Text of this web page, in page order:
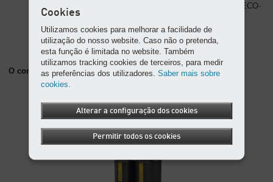
com o purgador de condensados regulado eletronicamente ECO-
DRAIN 31 F Vario.
O complemento ideal: o separador de água/óleo AQUAMAT
Cookies
Utilizamos cookies para melhorar a facilidade de
utilização do nosso website. Caso não o pretenda,
esta função é limitada no website. Também
utilizamos tracking cookies de terceiros, para medir
as preferências dos utilizadores.Saber mais sobre
cookies.
Alterar a configuração dos cookies
Permitir todos os cookies